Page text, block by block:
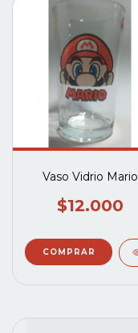
Vaso Vidrio Mario
$12.000